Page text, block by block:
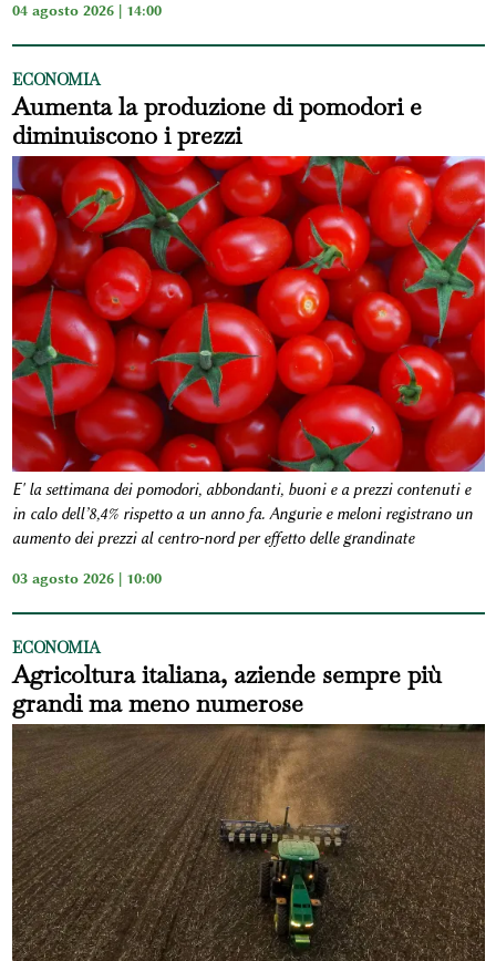
04 agosto 2026 | 14:00
ECONOMIA
Aumenta la produzione di pomodori e
diminuiscono i prezzi
E' la settimana dei pomodori, abbondanti, buoni e a prezzi contenuti e
in calo dell’8,4% rispetto a un anno fa. Angurie e meloni registrano un
aumento dei prezzi al centro-nord per effetto delle grandinate
03 agosto 2026 | 10:00
ECONOMIA
Agricoltura italiana, aziende sempre più
grandi ma meno numerose